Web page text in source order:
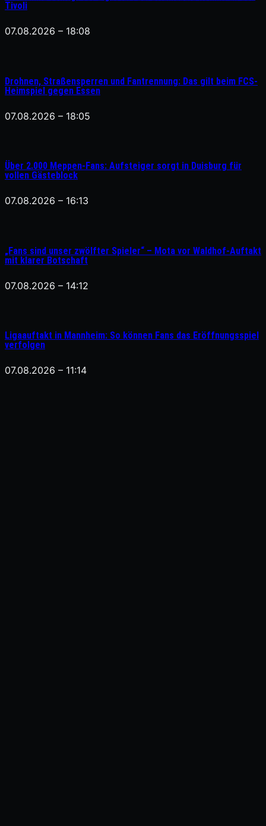
Tivoli
07.08.2026 – 18:08
Drohnen, Straßensperren und Fantrennung: Das gilt beim FCS-
Heimspiel gegen Essen
07.08.2026 – 18:05
Über 2.000 Meppen-Fans: Aufsteiger sorgt in Duisburg für
vollen Gästeblock
07.08.2026 – 16:13
„Fans sind unser zwölfter Spieler“ – Mota vor Waldhof-Auftakt
mit klarer Botschaft
07.08.2026 – 14:12
Ligaauftakt in Mannheim: So können Fans das Eröffnungsspiel
verfolgen
07.08.2026 – 11:14